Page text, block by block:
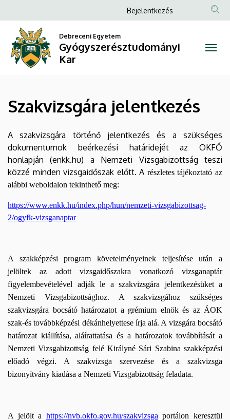
jelentkezés
Gyógyszerésztudományi
a
tartalomra
Anonim
menüje
Bejelentkezés
Debreceni Egyetem
Gyógyszerésztudományi
Kar
Szakvizsgára jelentkezés
A szakvizsgára történő jelentkezés és a szükséges
dokumentumok beérkezési határidejét az OKFŐ
honlapján (enkk.hu) a Nemzeti Vizsgabizottság teszi
közzé minden vizsgaidőszak előtt. A részletes tájékoztató az
alábbi weboldalon tekinthető meg:
https://www.enkk.hu/index.php/hun/nemzeti-vizsgabizottsag-
2/ogyfk-vizsganaptar
A szakképzési program követelményeinek teljesítése után a
jelöltek az adott vizsgaidőszakra vonatkozó vizsganaptár
figyelembevételével adják le a szakvizsgára jelentkezésüket a
Nemzeti Vizsgabizottsághoz. A szakvizsgához szükséges
szakvizsgára bocsátó határozatot a grémium elnök és az ÁOK
szak-és továbbképzési dékánhelyettese írja alá. A vizsgára bocsátó
határozat kiállítása, aláírattatása és a határozatok továbbítását a
Nemzeti Vizsgabizottság felé Királyné Sári Szabina szakképzési
előadó végzi. A szakvizsga szervezése és a szakvizsga
bizonyítvány kiadása a Nemzeti Vizsgabizottság feladata.
A jelölt a https://nvb.okfo.gov.hu/szakvizsga portálon keresztül